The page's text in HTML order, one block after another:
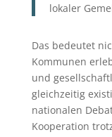
lokaler
Das bedeutet
Kommunen
und
gleichzeitig
nationalen
Kooperation